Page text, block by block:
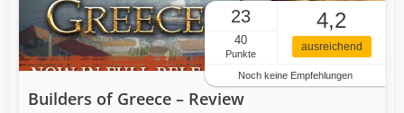
23
40
Punkte
4,2
ausreichend
Noch keine Empfehlungen
Builders of Greece – Review